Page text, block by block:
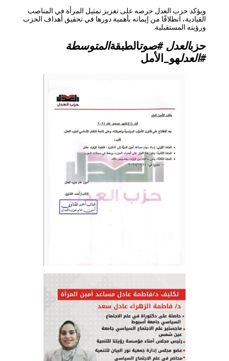
ويؤكد حزب العدل حرصه على تعزيز تمثيل المرأة في المناصب
القيادية، انطلاقًا من إيمانه بأهمية دورها في تحقيق أهداف الحزب
ورؤيته المستقبلية.
العدل #صوتالطبقةالمتوسطة
#العدلهو_الأمل